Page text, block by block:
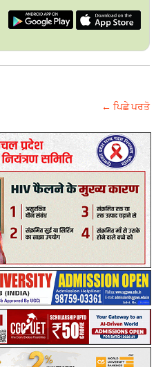
← ਪਿਛੇ ਪਰਤੋ